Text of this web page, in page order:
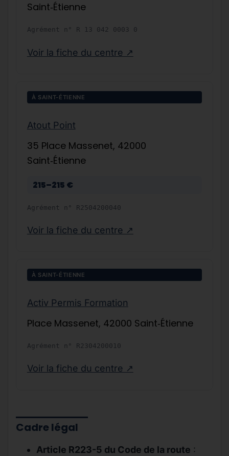
Saint‑Étienne
Agrément n° R 13 042 0003 0
Voir la fiche du centre ↗
À SAINT-ÉTIENNE
Atout Point
35 Place Massenet, 42000
Saint‑Étienne
215–215 €
Agrément n° R2504200040
Voir la fiche du centre ↗
À SAINT-ÉTIENNE
Activ Permis Formation
Place Massenet, 42000 Saint‑Étienne
Agrément n° R2304200010
Voir la fiche du centre ↗
Cadre légal
Article R223-5 du Code de la route :